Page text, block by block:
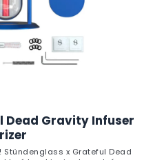
Dead Gravity Infuser
x Grateful Dead